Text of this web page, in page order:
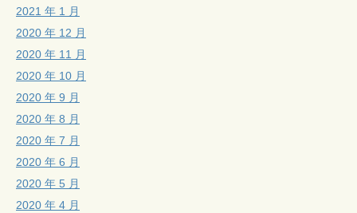
2021 年 1 月
2020 年 12 月
2020 年 11 月
2020 年 10 月
2020 年 9 月
2020 年 8 月
2020 年 7 月
2020 年 6 月
2020 年 5 月
2020 年 4 月